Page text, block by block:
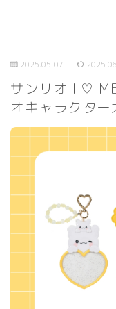
2025.05.07
サンリオ I ♡
オキャラクター